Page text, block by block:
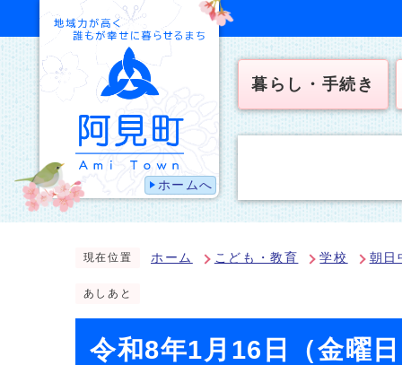
ホームへ
暮らし・手続き
現在位置 ホーム こども・教育 学校 朝日
あしあと
令和8年1月16日（金曜